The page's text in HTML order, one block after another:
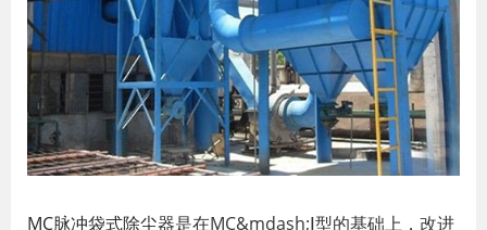
MC脉冲袋式除尘器是在MC&mdash;Ⅰ型的基础上，改进